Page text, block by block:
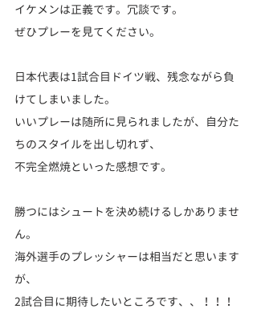
イケメンは正義です。冗談です。
ぜひプレーを見てください。
日本代表は1試合目ドイツ戦、残念ながら負
けてしまいました。
いいプレーは随所に見られましたが、自分た
ちのスタイルを出し切れず、
不完全燃焼といった感想です。
勝つにはシュートを決め続けるしかありませ
ん。
海外選手のプレッシャーは相当だと思います
が、
2試合目に期待したいところです、、！！！